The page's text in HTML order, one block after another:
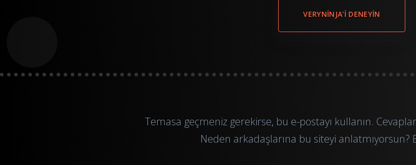
VERYNINJA'I DENEYIN
Temasa geçmeniz gerekirse, bu e-postayı kullanın.
Neden arkadaşlarına bu siteyi anlatmıyorsun?